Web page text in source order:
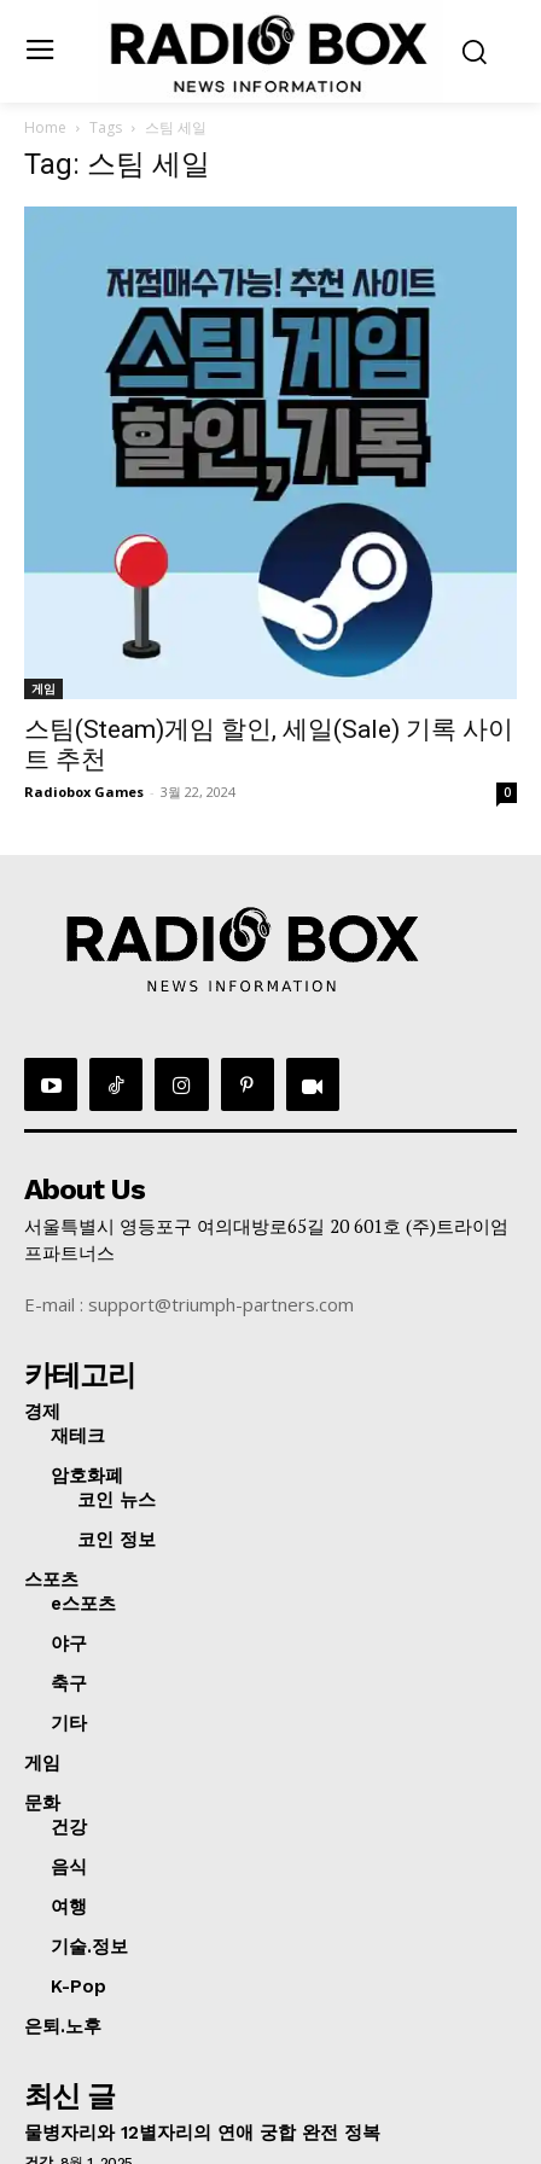
Home Tags 스팀 세일
Tag: 스팀 세일
게임
스팀(Steam)게임 할인, 세일(Sale) 기록 사이
트 추천
Radiobox Games - 3월 22, 2024 0
About Us
서울특별시 영등포구 여의대방로65길 20 601호 (주)트라이엄
프파트너스
E-mail : support@triumph-partners.com
카테고리
경제
재테크
암호화폐
코인 뉴스
코인 정보
스포츠
e스포츠
야구
축구
기타
게임
문화
건강
음식
여행
기술.정보
K-Pop
은퇴.노후
최신 글
물병자리와 12별자리의 연애 궁합 완전 정복